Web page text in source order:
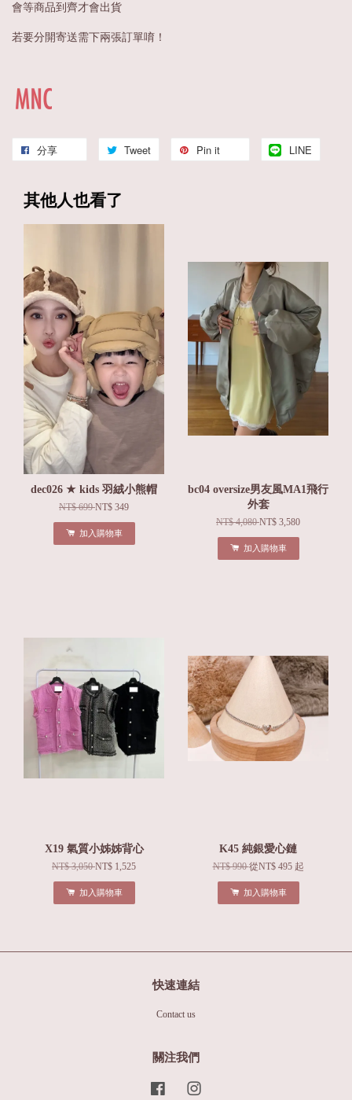
會等商品到齊才會出貨
若要分開寄送需下兩張訂單唷！
分享 Tweet Pin it LINE
其他人也看了
dec026 ★ kids 羽絨小熊帽
NT$ 699NT$ 349
加入購物車
bc04 oversize男友風MA1飛行
外套
NT$ 4,080NT$ 3,580
加入購物車
X19 氣質小姊姊背心
NT$ 3,050NT$ 1,525
加入購物車
K45 純銀愛心鏈
NT$ 990從NT$ 495 起
加入購物車
快速連結
Contact us
關注我們
Facebook